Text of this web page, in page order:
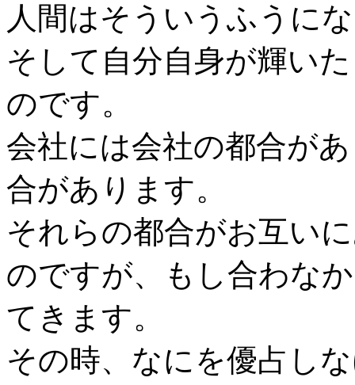
人間はそういうふうに
そして自分自身が輝い
のです。
会社には会社の都合が
合があります。
それらの都合がお互い
のですが、もし合わな
てきます。
その時、なにを優占し